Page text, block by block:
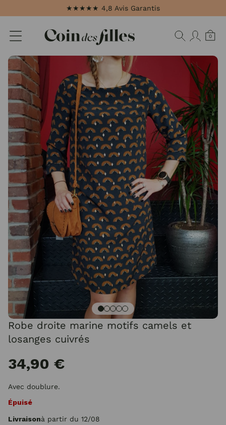
★★★★★ 4,8 Avis Garantis
0
Robe droite marine motifs camels et
losanges cuivrés
34,90 €
Avec doublure.
Épuisé
Livraisonà partir du 12/08
Panneau de gestion des cookies